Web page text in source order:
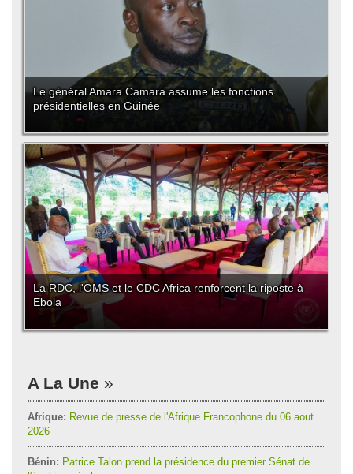
Le général Amara Camara assume les fonctions
présidentielles en Guinée
La RDC, l'OMS et le CDC Africa renforcent la riposte à
Ebola
A La Une
Afrique: Revue de presse de l'Afrique Francophone du 06 aout
2026
Bénin: Patrice Talon prend la présidence du premier Sénat de